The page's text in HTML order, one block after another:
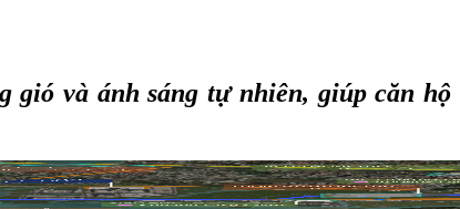
gió và ánh sáng tự nhiên, giúp căn hộ